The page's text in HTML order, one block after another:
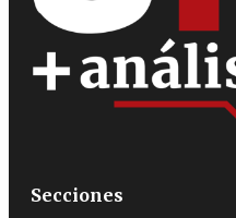
Secciones